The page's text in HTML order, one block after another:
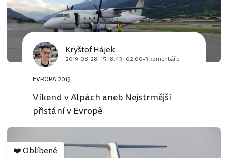
Kryštof Hájek
2019-08-28T15:18:43+02:00 3 komentáře
EVROPA 2019
Víkend v Alpách aneb Nejstrmější
přistání v Evropě
❤️Oblíbené